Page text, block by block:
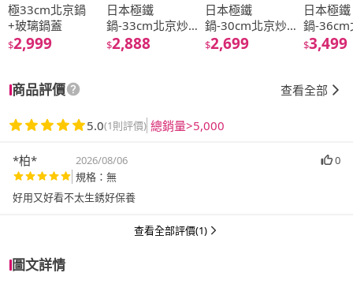
極33cm北京鍋
+玻璃鍋蓋
$2,999
日本極鐵
鍋-33cm北京炒
鍋
$2,888
日本極鐵
鍋-30cm北京炒
鍋
$2,699
日本極鐵
鍋-36cm
鍋
$3,499
商品評價 查看全部
5.0(1則評價) 總銷量>5,000
*柏* 2026/08/06
0
規格：無
好用又好看不太生銹好保養
查看全部評價(1)
圖文詳情